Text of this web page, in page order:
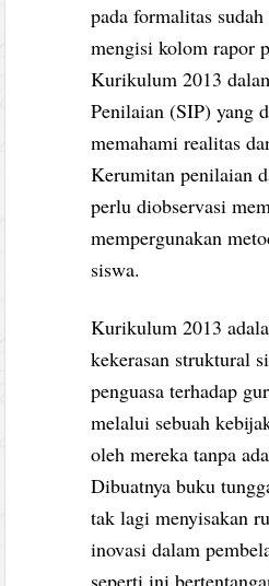
pada formalitas
mengisi kolom rapor
Kurikulum 2013
Penilaian (SIP) yang
memahami realitas
Kerumitan penilaian
perlu diobservasi
mempergunakan
siswa.
Kurikulum 2013
kekerasan struktural
penguasa terhadap
melalui sebuah
oleh mereka tanpa
Dibuatnya buku
tak lagi menyisakan
inovasi dalam
seperti ini